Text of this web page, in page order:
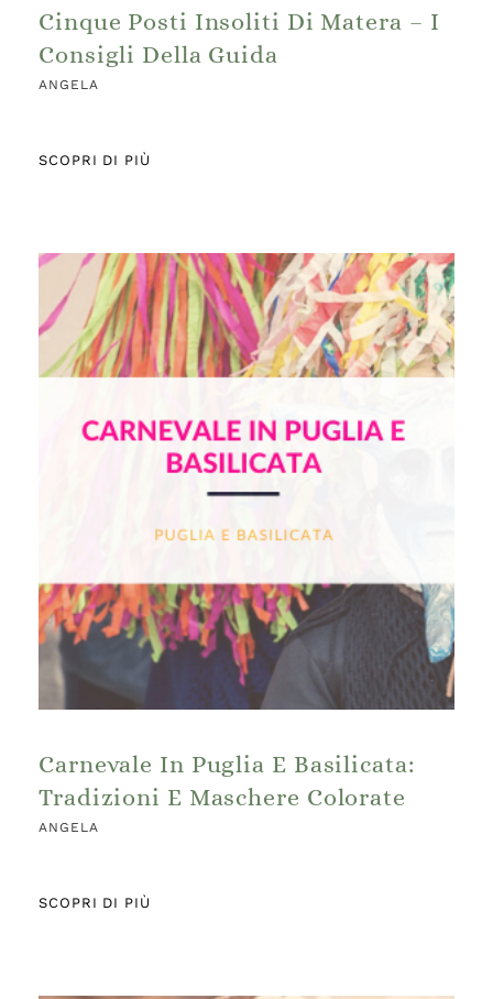
Cinque Posti Insoliti Di Matera – I
Consigli Della Guida
ANGELA
SCOPRI DI PIÙ
Carnevale In Puglia E Basilicata:
Tradizioni E Maschere Colorate
ANGELA
SCOPRI DI PIÙ